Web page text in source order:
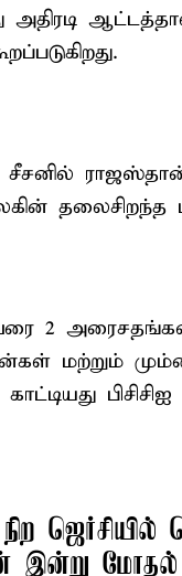
அதிரடி
சீசனில்
தலைசிறந்த
2
மற்றும்
காட்டியது
ஜெர்சியில்
இன்று மோதல்